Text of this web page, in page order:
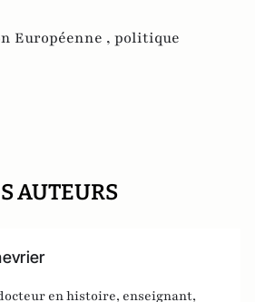
Européenne , politique
AUTEURS
en histoire, enseignant,